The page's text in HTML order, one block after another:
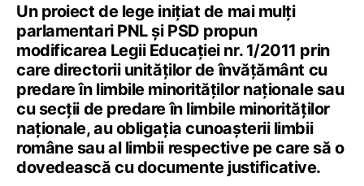
Un proiect de lege inițiat de mai mulți
parlamentari PNL și PSD propun
modificarea Legii Educației nr. 1/2011 prin
care directorii unităților de învățământ cu
predare în limbile minorităților naționale sau
cu secții de predare în limbile minorităților
naționale, au obligația cunoașterii limbii
române sau al limbii respective pe care să o
dovedească cu documente justificative.